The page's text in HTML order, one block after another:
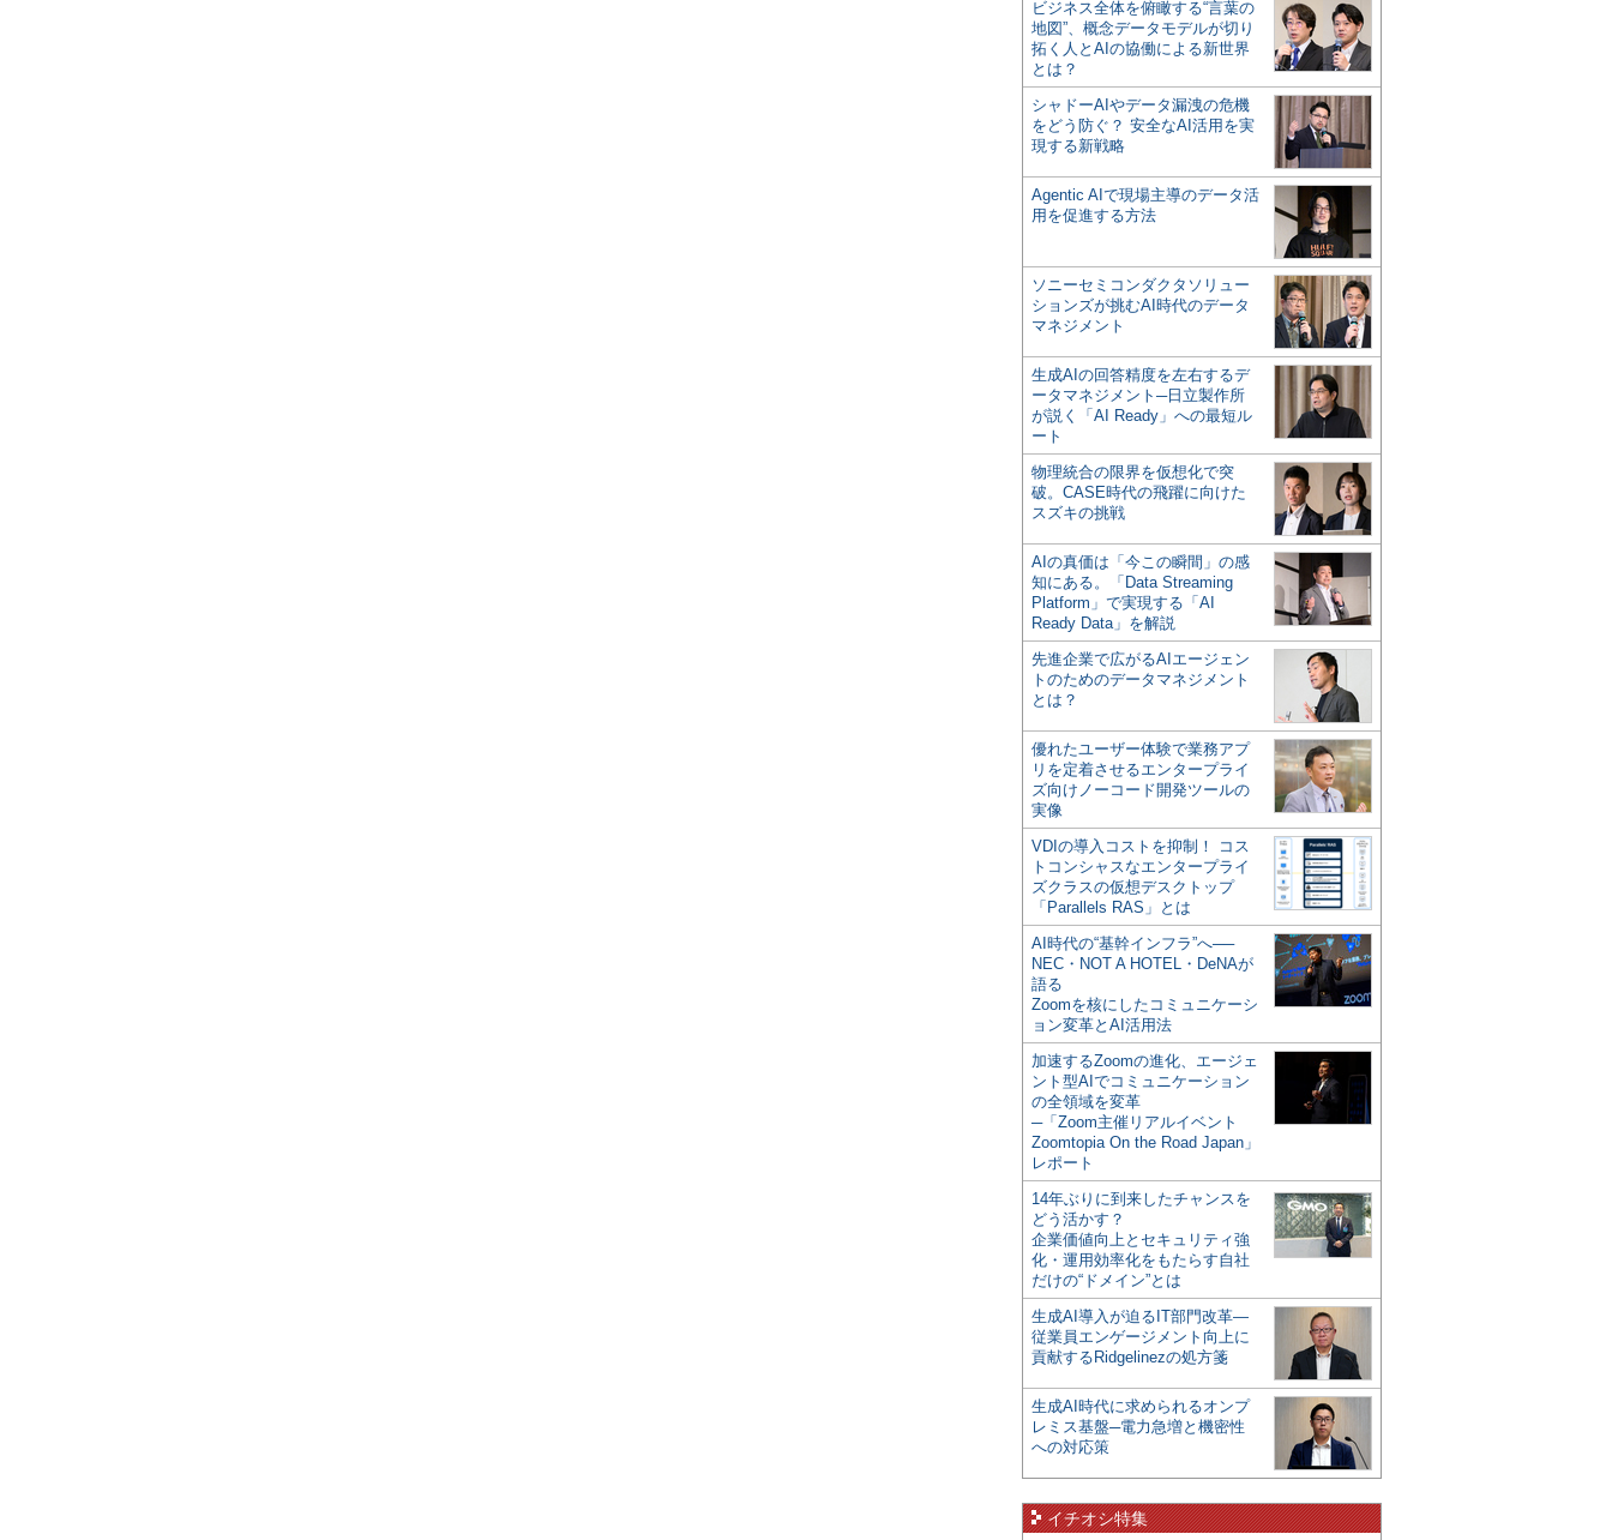
ビジネス全体を俯瞰する“言葉の
地図”、概念データモデルが切り
拓く人とAIの協働による新世界
とは？
シャドーAIやデータ漏洩の危機
をどう防ぐ？ 安全なAI活用を実
現する新戦略
Agentic AIで現場主導のデータ活
用を促進する方法
ソニーセミコンダクタソリュー
ションズが挑むAI時代のデータ
マネジメント
生成AIの回答精度を左右するデ
ータマネジメント─日立製作所
が説く「AI Ready」への最短ル
ート
物理統合の限界を仮想化で突
破。CASE時代の飛躍に向けた
スズキの挑戦
AIの真価は「今この瞬間」の感
知にある。「Data Streaming
Platform」で実現する「AI
Ready Data」を解説
先進企業で広がるAIエージェン
トのためのデータマネジメント
とは？
優れたユーザー体験で業務アプ
リを定着させるエンタープライ
ズ向けノーコード開発ツールの
実像
VDIの導入コストを抑制！ コス
トコンシャスなエンタープライ
ズクラスの仮想デスクトップ
「Parallels RAS」とは
AI時代の“基幹インフラ”へ──
NEC・NOT A HOTEL・DeNAが
語る
Zoomを核にしたコミュニケーシ
ョン変革とAI活用法
加速するZoomの進化、エージェ
ント型AIでコミュニケーション
の全領域を変革
─「Zoom主催リアルイベント
Zoomtopia On the Road Japan」
レポート
14年ぶりに到来したチャンスを
どう活かす？
企業価値向上とセキュリティ強
化・運用効率化をもたらす自社
だけの“ドメイン”とは
生成AI導入が迫るIT部門改革―
従業員エンゲージメント向上に
貢献するRidgelinezの処方箋
生成AI時代に求められるオンプ
レミス基盤─電力急増と機密性
への対応策
イチオシ特集